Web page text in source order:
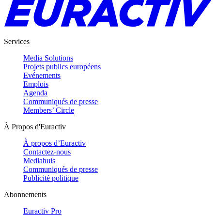
Services
Media Solutions
Projets publics européens
Evénements
Emplois
Agenda
Communiqués de presse
Members’ Circle
À Propos d'Euractiv
À propos d’Euractiv
Contactez-nous
Mediahuis
Communiqués de presse
Publicité politique
Abonnements
Euractiv Pro